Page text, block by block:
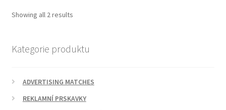
Showing all 2 results
Kategorie produktu
ADVERTISING MATCHES
REKLAMNÍ PRSKAVKY